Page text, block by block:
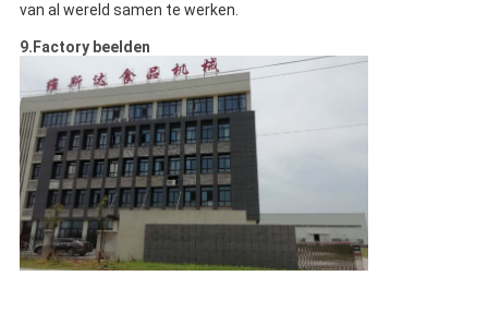
van al wereld samen te werken.
9.Factory beelden